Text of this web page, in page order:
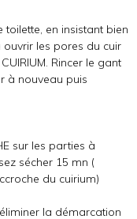
toilette, en insistant bien
les pores du cuir
Rincer le gant
à nouveau puis
sur les parties à
sécher 15 mn (
du cuirium)
la démarcation